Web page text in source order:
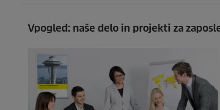
Vpogled: naše delo in projekti za